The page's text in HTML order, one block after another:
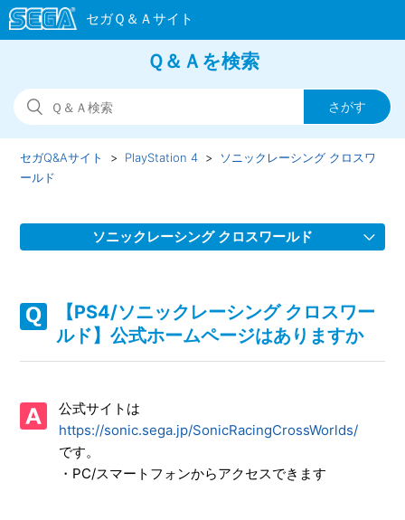
Ｑ＆Ａを検索
セガQ&Aサイト PlayStation 4
ソニックレーシング クロスワ
ールド
ソニックレーシング クロスワールド
組んでゲームが進行しない場合があります
【PS4/ソニックレーシング クロスワールド】フェスタが開
【PS4/ソニックレーシング クロスワールド】体験版はあり
ますか
【PS4/ソニックレーシング クロスワールド】CNTやONTの
【PS4/ソニックレーシング クロスワー
ルド】公式ホームページはありますか
公式サイトは
https://sonic.sega.jp/SonicRacingCrossWorlds/
です。
・PC/スマートフォンからアクセスできます